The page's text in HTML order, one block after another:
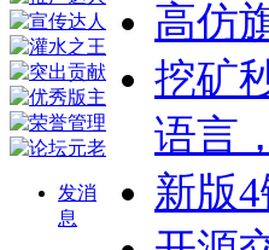
发消
息
高仿
挖矿
语言
新版